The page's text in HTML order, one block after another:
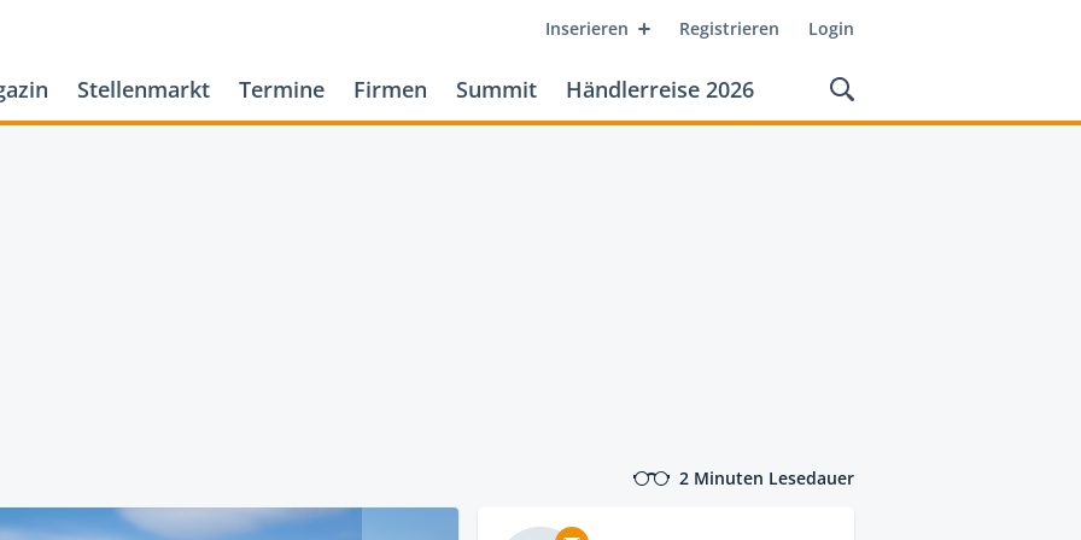
Inserieren Registrieren Login
Stellenmarkt Termine Firmen Summit Händlerreise 2026
2 Minuten Lesedauer